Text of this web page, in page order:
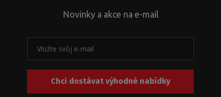
Novinky a akce na e-mail
Chci dostávat výhodné nabídky